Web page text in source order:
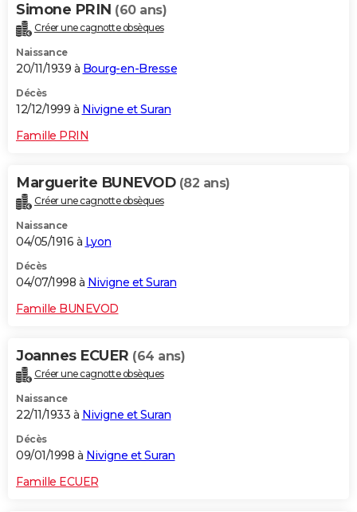
Simone PRIN (60 ans)
Créer une cagnotte obsèques
Naissance
20/11/1939 à Bourg-en-Bresse
Décès
12/12/1999 à Nivigne et Suran
Famille PRIN
Marguerite BUNEVOD (82 ans)
Créer une cagnotte obsèques
Naissance
04/05/1916 à Lyon
Décès
04/07/1998 à Nivigne et Suran
Famille BUNEVOD
Joannes ECUER (64 ans)
Créer une cagnotte obsèques
Naissance
22/11/1933 à Nivigne et Suran
Décès
09/01/1998 à Nivigne et Suran
Famille ECUER